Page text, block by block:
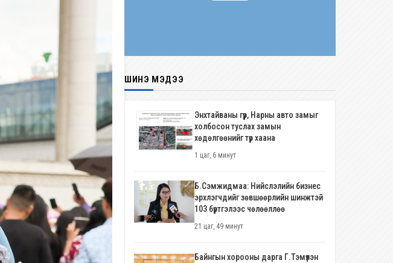
ШИНЭ МЭДЭЭ
Энхтайваны гүүр, Нарны авто замыг
холбосон туслах замын
хөдөлгөөнийг түр хаана
1 цаг, 6 минут
Б.Сэмжидмаа: Нийслэлийн бизнес
эрхлэгчдийг зөвшөөрлийн шинжтэй
103 бүртгэлээс чөлөөллөө
21 цаг, 49 минут
Байнгын хорооны дарга Г.Тэмүүлэн